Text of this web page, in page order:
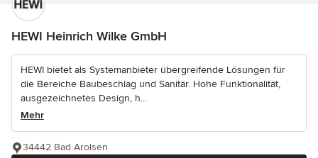
HEWI Heinrich Wilke GmbH
HEWI bietet als Systemanbieter übergreifende Lösungen für
die Bereiche Baubeschlag und Sanitär. Hohe Funktionalität,
ausgezeichnetes Design, h...
Mehr
34442 Bad Arolsen